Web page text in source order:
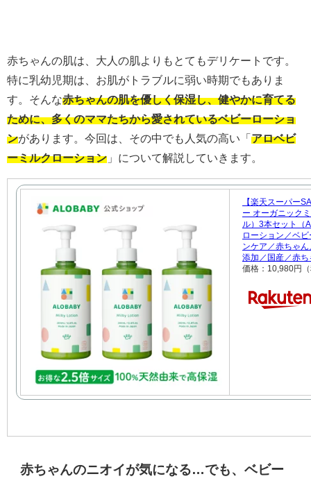
赤ちゃんの肌は、大人の肌よりもとてもデリケートです。
特に乳幼児期は、お肌がトラブルに弱い時期でもありま
す。そんな赤ちゃんの肌を優しく保湿し、健やかに育てる
ために、多くのママたちから愛されているベビーローショ
ンがあります。今回は、その中でも人気の高い「 アロベビ
ーミルクローション 」について解説していきます。
【楽天スーパー
ー オーガニック
ル）3本セット（
ローション／ベ
ンケア／赤ちゃ
添加／国産／赤
価格：10,980円
赤ちゃんのニオイが気になる…でも、ベビー